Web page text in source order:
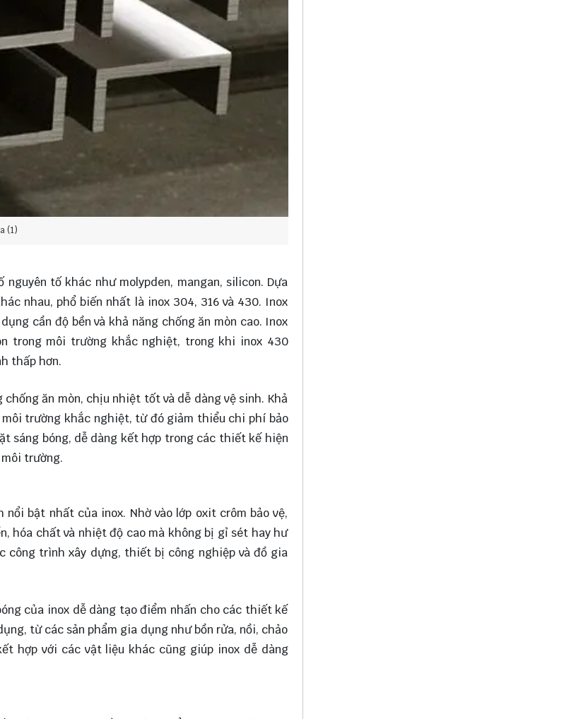
(1)
tố khác như molypden, mangan, silicon. Dựa
nhau, phổ biến nhất là inox 304, 316 và 430. Inox
cần độ bền và khả năng chống ăn mòn cao. Inox
trong môi trường khắc nghiệt, trong khi inox 430
thấp hơn.
ăn mòn, chịu nhiệt tốt và dễ dàng vệ sinh. Khả
trường khắc nghiệt, từ đó giảm thiểu chi phí bảo
sáng bóng, dễ dàng kết hợp trong các thiết kế hiện
trường.
bật nhất của inox. Nhờ vào lớp oxit crôm bảo vệ,
hóa chất và nhiệt độ cao mà không bị gỉ sét hay hư
công trình xây dựng, thiết bị công nghiệp và đồ gia
của inox dễ dàng tạo điểm nhấn cho các thiết kế
từ các sản phẩm gia dụng như bồn rửa, nồi, chảo
hợp với các vật liệu khác cũng giúp inox dễ dàng